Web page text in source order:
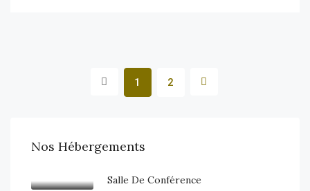
1 2
Nos Hébergements
Salle De Conférence